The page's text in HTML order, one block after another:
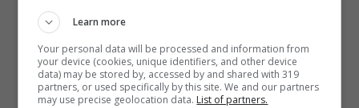
d’Avorio, in amichevole, o martedì contro la
Liberia
, in un match valevole per le
qualificazioni alla coppa d’Africa. L’ex Union
Saint Gilloise faràritorno in Italia mercoledì
Learn more
Your personal data will be processed and information from
your device (cookies, unique identifiers, and other device
data) may be stored by, accessed by and shared with 319
partners, or used specifically by this site. We and our partners
may use precise geolocation data. List of partners.